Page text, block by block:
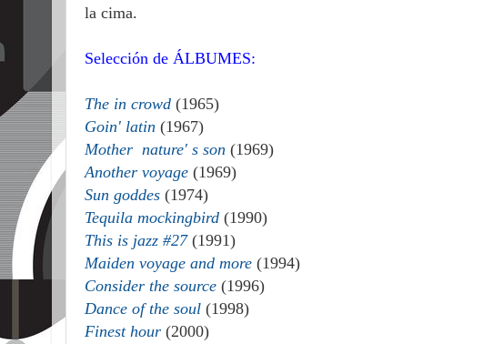
la cima.
Selección de ÁLBUMES:
The in crowd (1965)
Goin' latin (1967)
Mother nature' s son (1969)
Another voyage (1969)
Sun goddes (1974)
Tequila mockingbird (1990)
This is jazz #27(1991)
Maiden voyage and more (1994)
Consider the source (1996)
Dance of the soul (1998)
Finest hour (2000)